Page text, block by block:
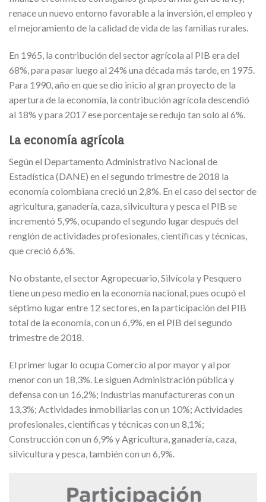
renace un nuevo entorno favorable a la inversión, el empleo y
el mejoramiento de la calidad de vida de las familias rurales.
En 1965, la contribución del sector agrícola al PIB era del
68%, para pasar luego al 24% una década más tarde, en 1975.
Para 1990, año en que se dio inicio al gran proyecto de la
apertura de la economía, la contribución agrícola descendió
al 18% y para 2017 ese porcentaje se redujo tan solo al 6%.
La economía agrícola
Según el Departamento Administrativo Nacional de
Estadística (DANE) en el segundo trimestre de 2018 la
economía colombiana creció un 2,8%. En el caso del sector de
agricultura, ganadería, caza, silvicultura y pesca el PIB se
incrementó 5,9%, ocupando el segundo lugar después del
renglón de actividades profesionales, científicas y técnicas,
que creció 6,6%.
No obstante, el sector Agropecuario, Silvícola y Pesquero
tiene un peso medio en la economía nacional, pues ocupó el
séptimo lugar entre 12 sectores, en la participación del PIB
total de la economía, con un 6,9%, en el PIB del segundo
trimestre de 2018.
El primer lugar lo ocupa Comercio al por mayor y al por
menor con un 18,3%. Le siguen Administración pública y
defensa con un 16,2%; Industrias manufactureras con un
13,3%; Actividades inmobiliarias con un 10%; Actividades
profesionales, científicas y técnicas con un 8,1%;
Construcción con un 6,9% y Agricultura, ganadería, caza,
silvicultura y pesca, también con un 6,9%.